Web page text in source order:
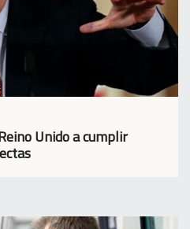
Unido a cumplir